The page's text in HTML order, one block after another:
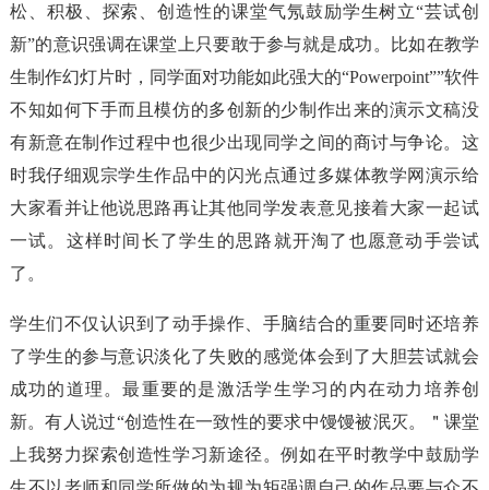
松、积极、探索、创造性的课堂气氖鼓励学生树立“芸试创
新”的意识强调在课堂上只要敢于参与就是成功。比如在教学
生制作幻灯片时，同学面对功能如此强大的“Powerpoint””软件
不知如何下手而且模仿的多创新的少制作出来的演示文稿没
有新意在制作过程中也很少出现同学之间的商讨与争论。这
时我仔细观宗学生作品中的闪光点通过多媒体教学网演示给
大家看并让他说思路再让其他同学发表意见接着大家一起试
一试。这样时间长了学生的思路就开淘了也愿意动手尝试
了。
学生们不仅认识到了动手操作、手脑结合的重要同时还培养
了学生的参与意识淡化了失败的感觉体会到了大胆芸试就会
成功的道理。最重要的是激活学生学习的内在动力培养创
新。有人说过“创造性在一致性的要求中馒馒被泯灭。＂课堂
上我努力探索创造性学习新途径。例如在平时教学中鼓励学